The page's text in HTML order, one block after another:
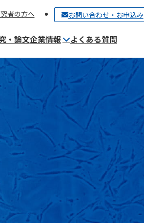
者の方へ お問い合わせ・お申込み
ご契約〜細胞保管までの流れ
細胞培養施設（CPC）について
・論文企業情報 よくある質問